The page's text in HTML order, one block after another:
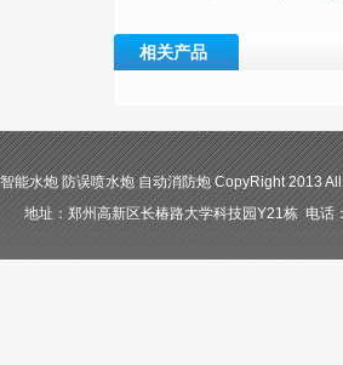
相关产品
能水炮 防误喷水炮 自动消防炮 CopyRight 2013
地址：郑州高新区长椿路大学科技园Y21栋 电